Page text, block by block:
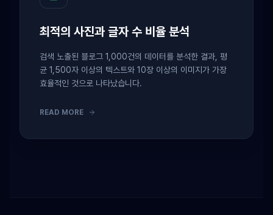
최적의 사진과 글자 수 비율 분석
검색 노출된 블로그 1,000건의 데이터를 분석한 결과, 평
균 1,500자 이상의 텍스트와 10장 이상의 이미지가 가장
효율적인 것으로 나타났습니다.
READ MORE